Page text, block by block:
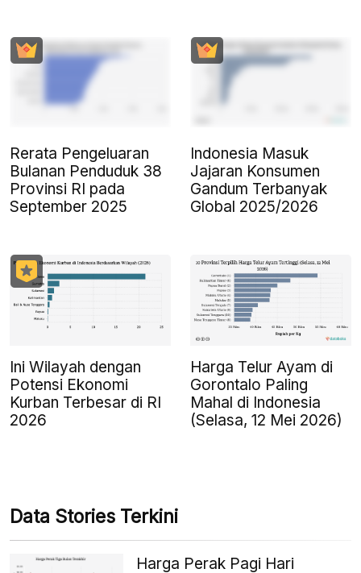
Rerata Pengeluaran
Bulanan Penduduk 38
Provinsi RI pada
September 2025
Indonesia Masuk
Jajaran Konsumen
Gandum Terbanyak
Global 2025/2026
Ini Wilayah dengan
Potensi Ekonomi
Kurban Terbesar di RI
2026
Harga Telur Ayam di
Gorontalo Paling
Mahal di Indonesia
(Selasa, 12 Mei 2026)
Data Stories Terkini
Harga Perak Pagi Hari